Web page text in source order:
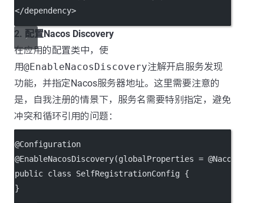
</dependency>
2. 配置Nacos Discovery
在应用的配置类中，使
用@EnableNacosDiscovery注解开启服务发现
功能，并指定Nacos服务器地址。这里需要注意的
是，自我注册的情景下，服务名需要特别指定，避免
冲突和循环引用的问题：
@Configuration
@EnableNacosDiscovery(globalProperties = @
public class SelfRegistrationConfig {
}